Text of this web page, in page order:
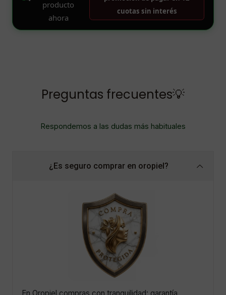
Preguntas frecuentes💡
Respondemos a las dudas más habituales
¿Es seguro comprar en oropiel?